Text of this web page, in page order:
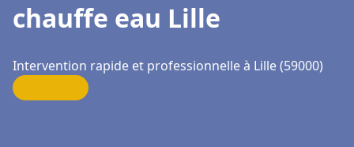
chauffe eau Lille
Intervention rapide et professionnelle à Lille (59000)